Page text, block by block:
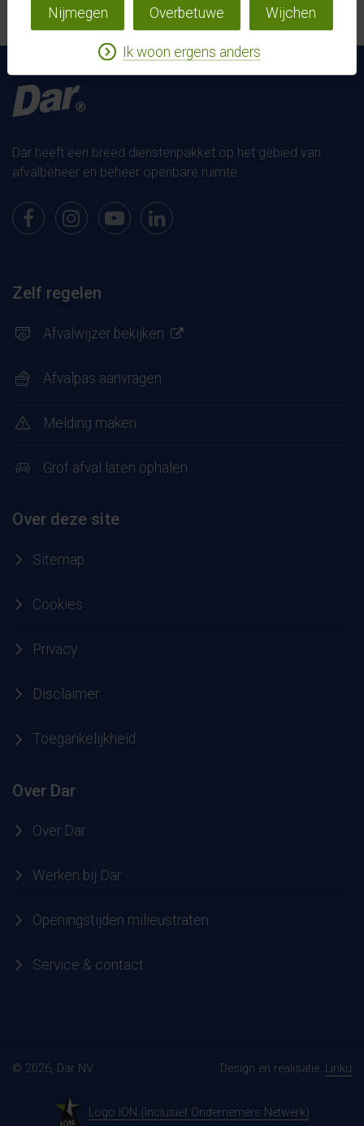
Dar heeft een breed dienstenpakket op het gebied van
afvalbeheer en beheer openbare ruimte.
Bekijk onze pagina op Facebook
Bekijk onze pagina op Instagram
Bekijk onze pagina op Youtube
Bekijk onze pagina op LinkedIn
Zelf regelen
Afvalwijzer bekijken
Afvalpas aanvragen
Melding maken
Grof afval laten ophalen
Over deze site
Sitemap
Cookies
Privacy
Disclaimer
Toegankelijkheid
Over Dar
Over Dar
Werken bij Dar
Openingstijden milieustraten
Service & contact
© 2026, Dar NV Design en realisatie: Linku
Logo ION (Inclusief Ondernemers Netwerk)
Nijmegen Overbetuwe Wijchen
Ik woon ergens anders